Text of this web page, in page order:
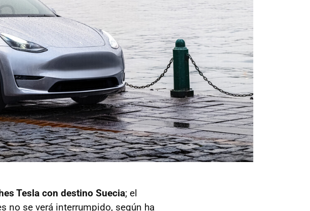
Tesla con destino Suecia; el
no se verá interrumpido, según ha